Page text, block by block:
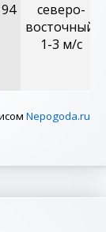
94
северо-
восточный,
1-3 м/с
Nepogoda.ru